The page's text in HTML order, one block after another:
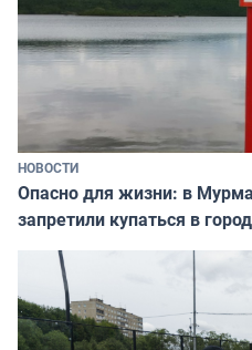
НОВОСТИ
Опасно для жизни: в
запретили купаться в